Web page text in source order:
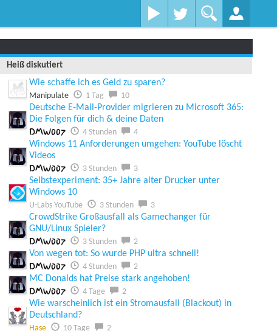
Heiß diskutiert
Wie schaffe ich es Geld zu sparen?
Manipulate 1 Tag 10
Deutsche E-Mail-Provider migrieren zu Microsoft 365:
Die Folgen für dich & deine Daten
DMW007 4 Stunden 4
Windows 11 Anforderungen umgehen: YouTube löscht
Videos
DMW007 3 Stunden 3
Selbstexperiment: 35+ Jahre alter Drucker unter
Windows 10
U-Labs YouTube 3 Stunden 3
CrowdStrike Großausfall als Gamechanger für
GNU/Linux Spieler?
DMW007 3 Stunden 2
Von wegen tot: So wurde PHP ultra schnell!
DMW007 4 Stunden 2
MC Donalds hat Preise stark angehoben!
DMW007 4 Tage 2
Wie warscheinlich ist ein Stromausfall (Blackout) in
Deutschland?
Hase 10 Tage 2